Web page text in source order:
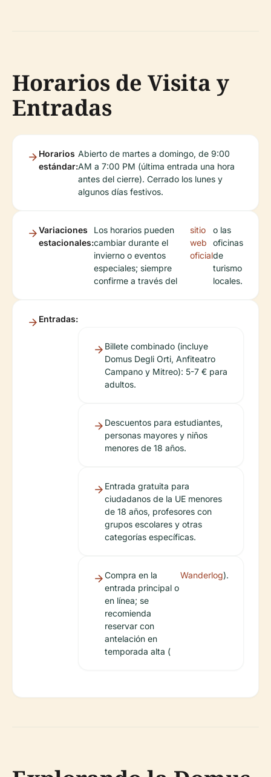
Horarios de Visita y
Entradas
Horarios
estándar:
Abierto de martes a domingo, de 9:00
AM a 7:00 PM (última entrada una hora
antes del cierre). Cerrado los lunes y
algunos días festivos.
Variaciones
estacionales:
Los horarios pueden
cambiar durante el
invierno o eventos
especiales; siempre
confirme a través del
sitio
web
oficial
o las
oficinas
de
turismo
locales.
Entradas:
Billete combinado (incluye
Domus Degli Orti, Anfiteatro
Campano y Mitreo): 5-7 € para
adultos.
Descuentos para estudiantes,
personas mayores y niños
menores de 18 años.
Entrada gratuita para
ciudadanos de la UE menores
de 18 años, profesores con
grupos escolares y otras
categorías específicas.
Compra en la
entrada principal o
en línea; se
recomienda
reservar con
antelación en
temporada alta (
Wanderlog).